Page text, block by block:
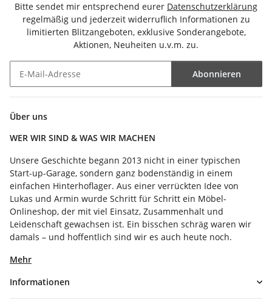
Bitte sendet mir entsprechend eurer Datenschutzerklärung
regelmäßig und jederzeit widerruflich Informationen zu
limitierten Blitzangeboten, exklusive Sonderangebote,
Aktionen, Neuheiten u.v.m. zu.
Abonnieren
Über uns
WER WIR SIND & WAS WIR MACHEN
Unsere Geschichte begann 2013 nicht in einer typischen
Start-up-Garage, sondern ganz bodenständig in einem
einfachen Hinterhoflager. Aus einer verrückten Idee von
Lukas und Armin wurde Schritt für Schritt ein Möbel-
Onlineshop, der mit viel Einsatz, Zusammenhalt und
Leidenschaft gewachsen ist. Ein bisschen schräg waren wir
damals – und hoffentlich sind wir es auch heute noch.
Mehr
Informationen